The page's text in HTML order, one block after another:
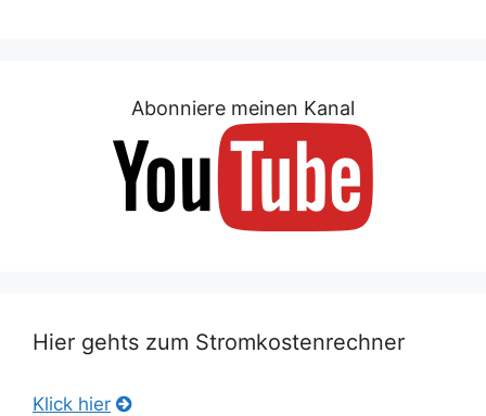
Abonniere meinen Kanal
Hier gehts zum Stromkostenrechner
Klick hier